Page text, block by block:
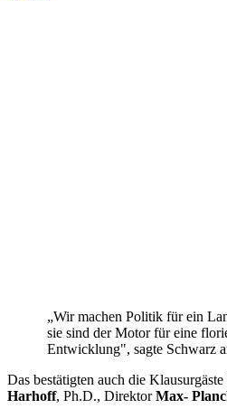
„Wir machen Politik für ein
sie sind der Motor für eine
Entwicklung", sagte Schwarz
Das bestätigten auch die Klausurgäste
Harhoff, Ph.D., DirektorMax-